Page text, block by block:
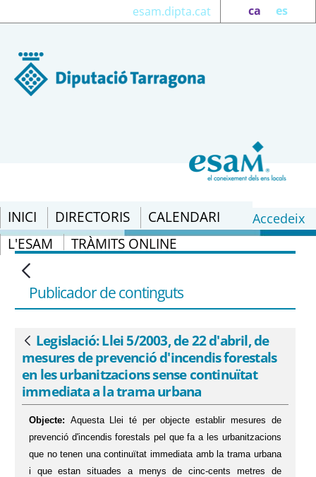
ca es
esam.dipta.cat
INICI DIRECTORIS
CALENDARI
L'ESAM
TRÀMITS ONLINE
Accedeix
Legislació: Llei 5/2003, de 22
d&#39;abril, de mesures de prevenció
d&#39;incendis forestals en les
urbanitzacions sense continuïtat
Publicador de continguts
Vés enrere
Legislació: Llei 5/2003, de 22 d'abril, de
mesures de prevenció d'incendis forestals
en les urbanitzacions sense continuïtat
immediata a la trama urbana
Objecte: Aquesta Llei té per objecte establir mesures de
prevenció d'incendis forestals pel que fa a les urbanitzacions
que no tenen una continuïtat immediata amb la trama urbana
i que estan situades a menys de cinc-cents metres de